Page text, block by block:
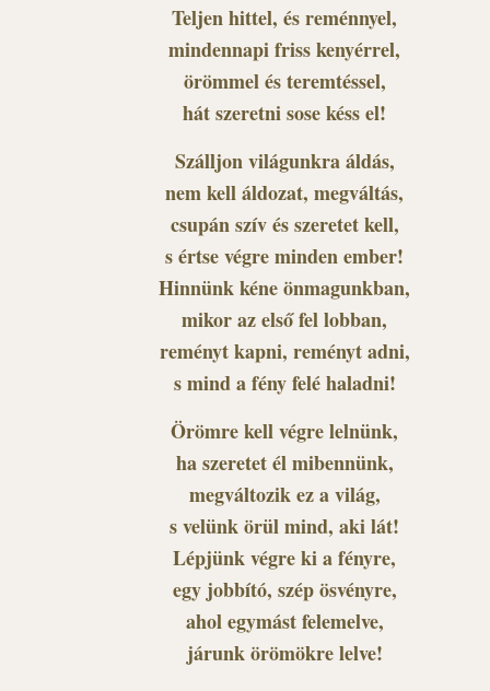
Teljen hittel, és reménnyel,
mindennapi friss kenyérrel,
örömmel és teremtéssel,
hát szeretni sose késs el!
Szálljon világunkra áldás,
nem kell áldozat, megváltás,
csupán szív és szeretet kell,
s értse végre minden ember!
Hinnünk kéne önmagunkban,
mikor az első fel lobban,
reményt kapni, reményt adni,
s mind a fény felé haladni!
Örömre kell végre lelnünk,
ha szeretet él mibennünk,
megváltozik ez a világ,
s velünk örül mind, aki lát!
Lépjünk végre ki a fényre,
egy jobbító, szép ösvényre,
ahol egymást felemelve,
járunk örömökre lelve!